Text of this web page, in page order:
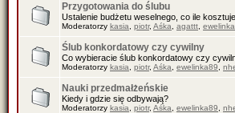
Przygotowania do ślubu
Ustalenie budżetu weselnego, co ile
Moderatorzy kasia piotr, Aśka agattt
Ślub konkordatowy czy cywilny
Co wybieracie ślub konkordatowy czy
Moderatorzy kasia piotr, Aśka ewelinka89
Nauki przedmałżeńskie
Kiedy i gdzie się odbywają?
Moderatorzy kasia piotr, Aśka ewelinka89